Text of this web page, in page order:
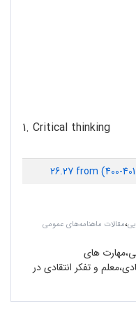
1. Critical thinking
26.27 from (400-
،مقالات ماهنامه‌های عمومی
های
و تفکر انتقادی در